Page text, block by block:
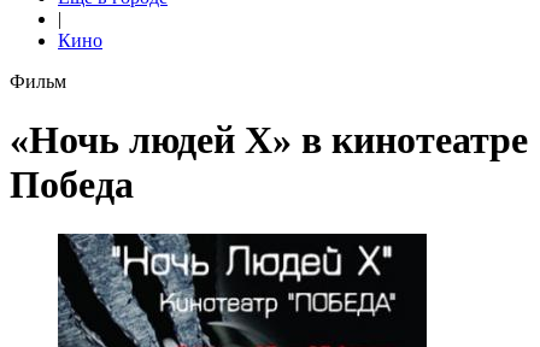
|
Кино
Фильм
«Ночь людей Х» в кинотеатре
Победа